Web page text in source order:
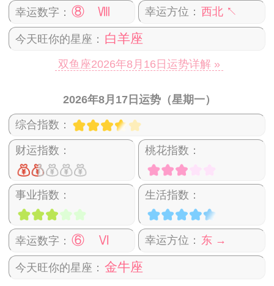
幸运数字： ⑧ Ⅷ 幸运方位： 西北 ↖
今天旺你的星座： 白羊座
双鱼座2026年8月16日运势详解 »
2026年8月17日运势（星期一）
综合指数：
财运指数： 桃花指数：
事业指数： 生活指数：
幸运数字： ⑥ Ⅵ 幸运方位： 东 →
今天旺你的星座： 金牛座